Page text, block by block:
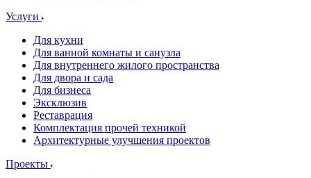
Услуги
Для кухни
Для ванной комнаты и санузла
Для внутреннего жилого пространства
Для двора и сада
Для бизнеса
Эксклюзив
Реставрация
Комплектация прочей техникой
Архитектурные улучшения проектов
Проекты